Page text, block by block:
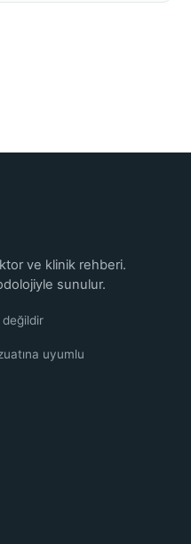
ve klinik rehberi.
sunulur.
değildir
uyumlu